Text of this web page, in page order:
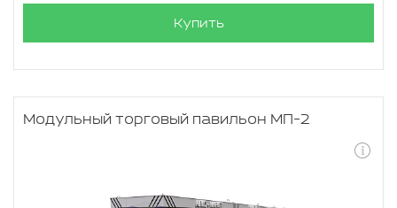
Купить
Модульный торговый павильон МП-2